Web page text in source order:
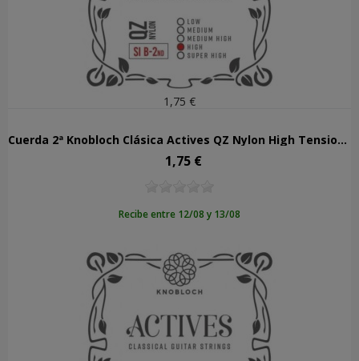
1,75 €
Cuerda 2ª Knobloch Clásica Actives QZ Nylon High Tension 502AQZ
Precio
1,75 €
Recibe entre 12/08 y 13/08